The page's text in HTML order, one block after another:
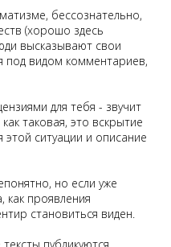
бессознательно,
(хорошо здесь
высказывают свои
под видом комментариев,
для тебя - звучит
таковая, это вскрытие
этой ситуации и описание
но если уже
как проявления
становиться виден.